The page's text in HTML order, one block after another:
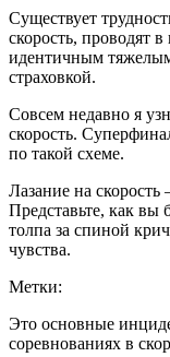
Существует
скорость, проводят
идентичным
страховкой.
Совсем недавно я
скорость.
по такой схеме.
Лазание на скорость
Представьте, как вы
толпа за спиной
чувства.
Метки:
Это основные
соревнованиях в